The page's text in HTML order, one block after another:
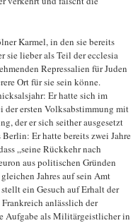
Karmel, in den sie bereits
sie lieber als Teil der ecclesia
Repressalien für Juden
Ort für sie sein könne.
Er hatte sich im
der ersten Volksabstimmung mit
der er sich seither ausgesetzt
Er hatte bereits zwei Jahre
„seine Rückkehr nach
aus politischen Gründen
Jahres auf sein Amt
ein Gesuch auf Erhalt der
anlässlich der
Aufgabe als Militärgeistlicher in